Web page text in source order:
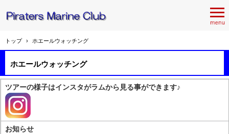
トップ › ホエールウォッチング
ホエールウォッチング
ツアーの様子はインスタがラムから見る事ができます♪
お知らせ